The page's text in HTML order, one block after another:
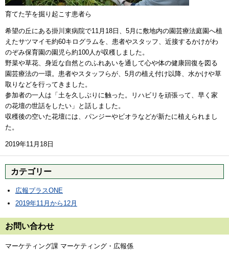
育てた芋を掘り起こす患者ら
希望の丘にある掛川東病院で11月18日、5月に敷地内の園芸療法庭園へ植
えたサツマイモ約60キログラムを、患者やスタッフ、近接するかけがわ
のぞみ保育園の園児ら約100人が収穫しました。
野菜や草花、身近な自然とのふれあいを通して心や体の健康回復を図る
園芸療法の一環。患者やスタッフらが、5月の植え付け以降、水かけや草
取りなどを行ってきました。
参加者の一人は「土を久しぶりに触った。リハビリを頑張って、早く家
の花壇の世話をしたい」と話しました。
収穫後の空いた花壇には、パンジーやビオラなどが新たに植えられまし
た。
2019年11月18日
カテゴリー
広報プラスONE
2019年11月から12月
お問い合わせ
マーケティング課 マーケティング・広報係